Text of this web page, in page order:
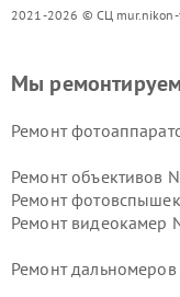
2021-2026 © СЦ
Мы
Ремонт
Ремонт объективов
Ремонт
Ремонт видеокамер
Ремонт